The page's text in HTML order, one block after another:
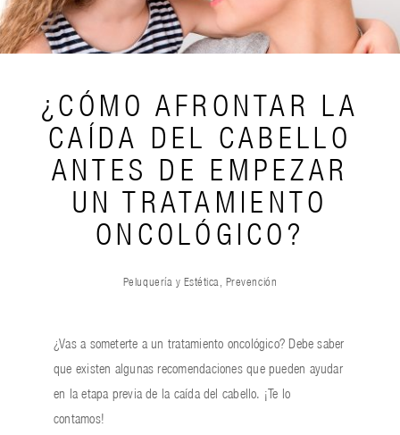
¿CÓMO AFRONTAR LA
CAÍDA DEL CABELLO
ANTES DE EMPEZAR
UN TRATAMIENTO
ONCOLÓGICO?
Peluquería y Estética, Prevención
¿Vas a someterte a un tratamiento oncológico? Debe saber
que existen algunas recomendaciones que pueden ayudar
en la etapa previa de la caída del cabello. ¡Te lo
contamos!